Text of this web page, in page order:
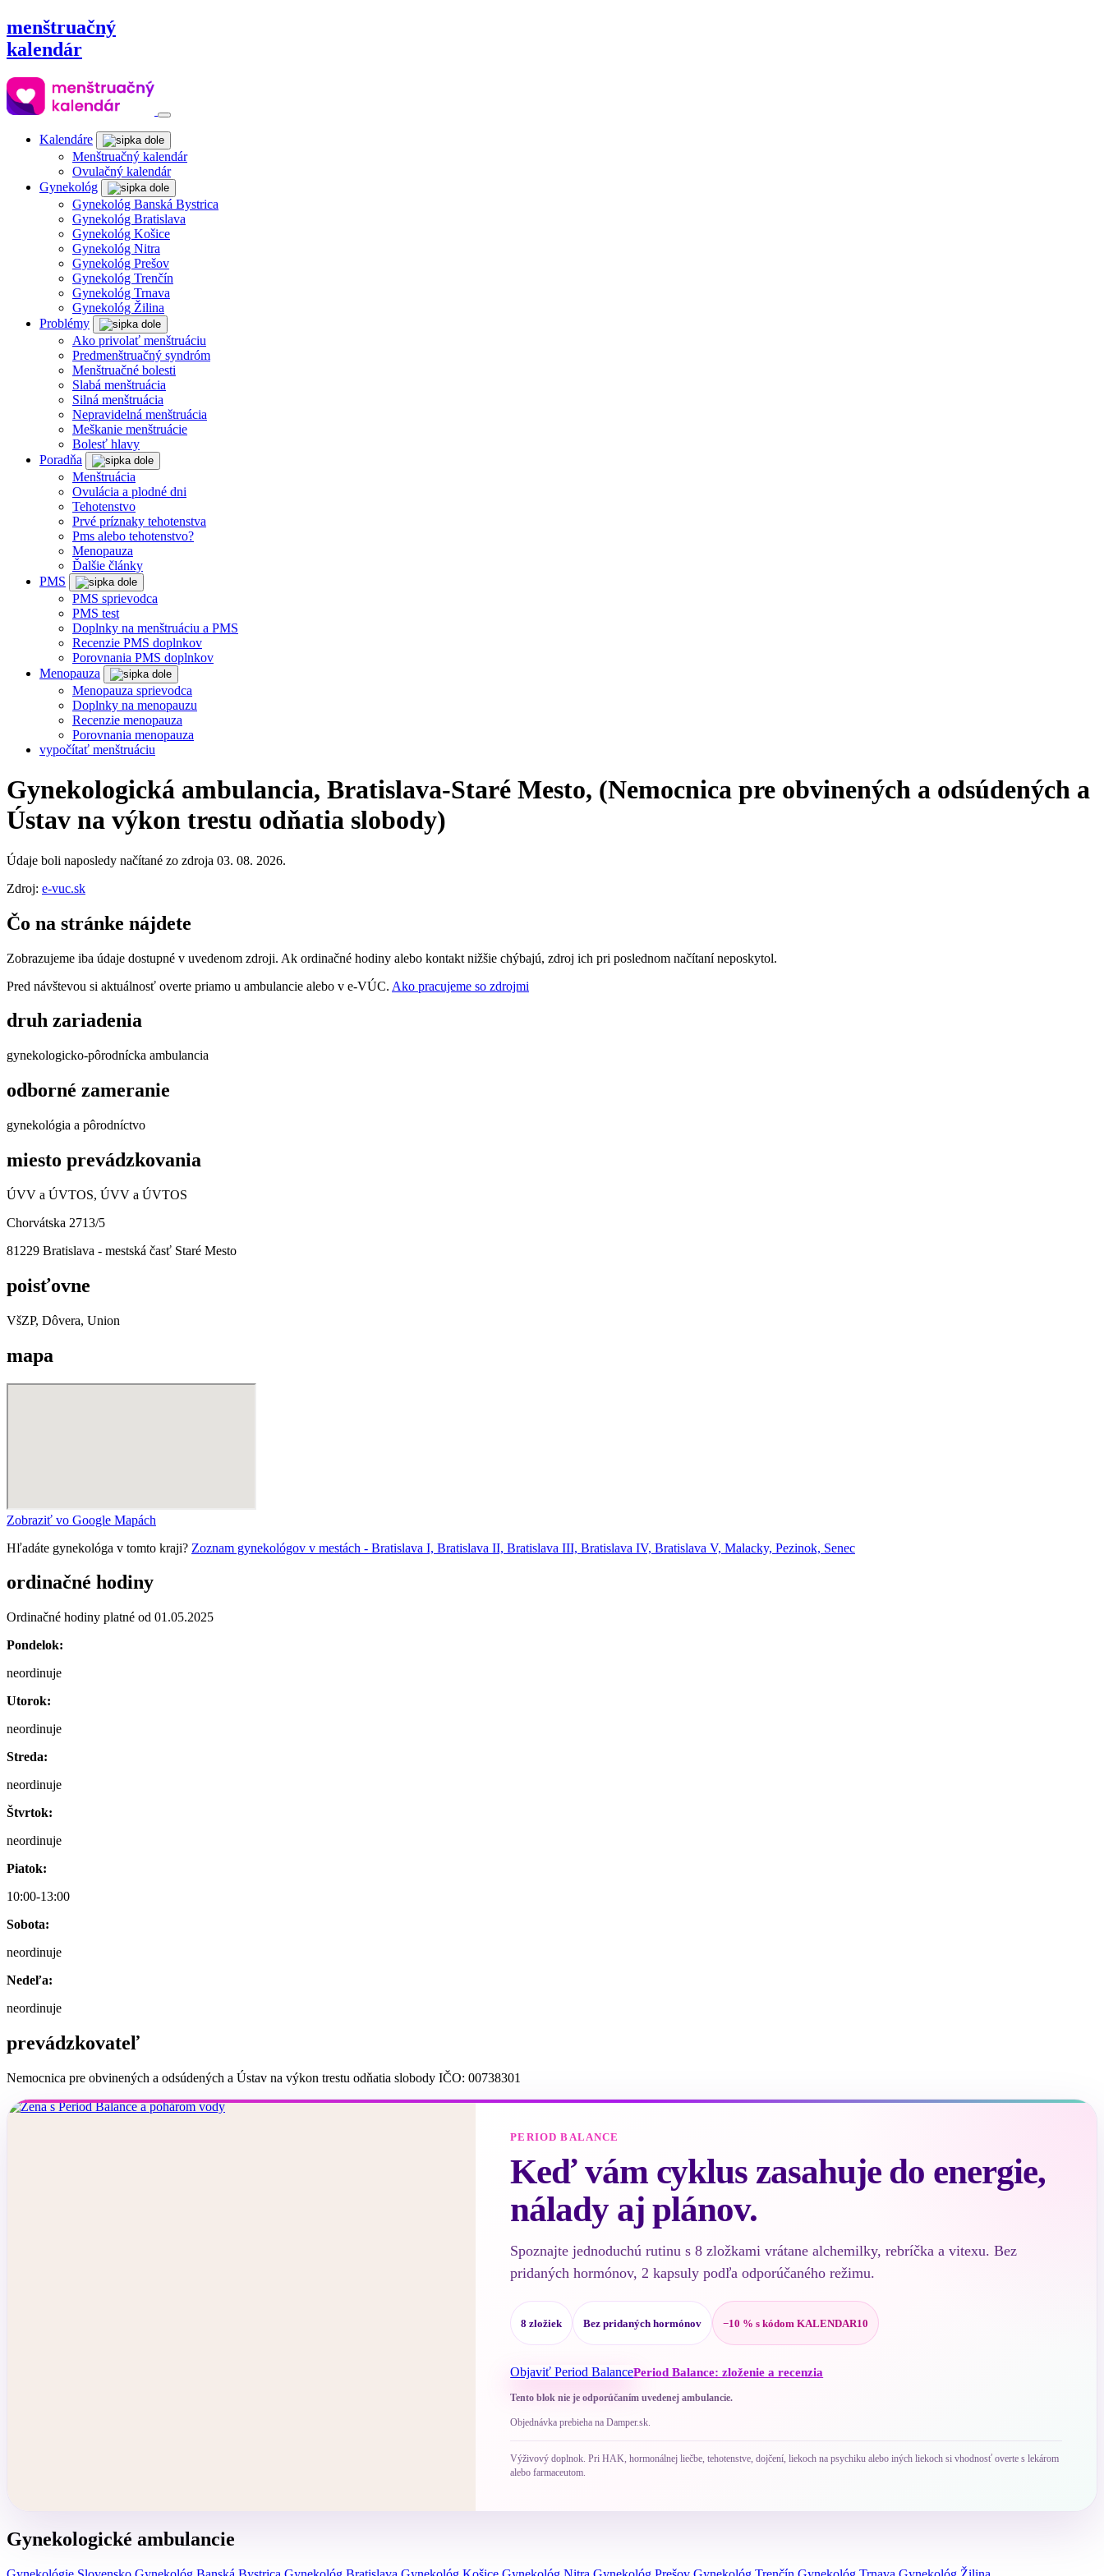
menštruačný
kalendár
Kalendáre
Menštruačný kalendár
Ovulačný kalendár
Gynekológ
Gynekológ Banská Bystrica
Gynekológ Bratislava
Gynekológ Košice
Gynekológ Nitra
Gynekológ Prešov
Gynekológ Trenčín
Gynekológ Trnava
Gynekológ Žilina
Problémy
Ako privolať menštruáciu
Predmenštruačný syndróm
Menštruačné bolesti
Slabá menštruácia
Silná menštruácia
Nepravidelná menštruácia
Meškanie menštruácie
Bolesť hlavy
Poradňa
Menštruácia
Ovulácia a plodné dni
Tehotenstvo
Prvé príznaky tehotenstva
Pms alebo tehotenstvo?
Menopauza
Ďalšie články
PMS
PMS sprievodca
PMS test
Doplnky na menštruáciu a PMS
Recenzie PMS doplnkov
Porovnania PMS doplnkov
Menopauza
Menopauza sprievodca
Doplnky na menopauzu
Recenzie menopauza
Porovnania menopauza
vypočítať menštruáciu
Gynekologická ambulancia, Bratislava-Staré Mesto, (Nemocnica pre obvinených a odsúdených a
Ústav na výkon trestu odňatia slobody)
Údaje boli naposledy načítané zo zdroja 03. 08. 2026.
Zdroj: e-vuc.sk
Čo na stránke nájdete
Zobrazujeme iba údaje dostupné v uvedenom zdroji. Ak ordinačné hodiny alebo kontakt nižšie chýbajú, zdroj ich pri poslednom načítaní neposkytol.
Pred návštevou si aktuálnosť overte priamo u ambulancie alebo v e‑VÚC. Ako pracujeme so zdrojmi
druh zariadenia
gynekologicko-pôrodnícka ambulancia
odborné zameranie
gynekológia a pôrodníctvo
miesto prevádzkovania
ÚVV a ÚVTOS, ÚVV a ÚVTOS
Chorvátska 2713/5
81229 Bratislava - mestská časť Staré Mesto
poisťovne
VšZP, Dôvera, Union
mapa
Zobraziť vo Google Mapách
Hľadáte gynekológa v tomto kraji? Zoznam gynekológov v mestách - Bratislava I, Bratislava II, Bratislava III, Bratislava IV, Bratislava V, Malacky, Pezinok, Senec
ordinačné hodiny
Ordinačné hodiny platné od 01.05.2025
Pondelok:
neordinuje
Utorok:
neordinuje
Streda:
neordinuje
Štvrtok:
neordinuje
Piatok:
10:00-13:00
Sobota:
neordinuje
Nedeľa:
neordinuje
prevádzkovateľ
Nemocnica pre obvinených a odsúdených a Ústav na výkon trestu odňatia slobody IČO: 00738301
PERIOD BALANCE
Keď vám cyklus zasahuje do energie,
nálady aj plánov.
Spoznajte jednoduchú rutinu s 8 zložkami vrátane alchemilky, rebríčka a vitexu. Bez
pridaných hormónov, 2 kapsuly podľa odporúčaného režimu.
8 zložiek Bez pridaných hormónov −10 % s kódom KALENDAR10
Objaviť Period BalancePeriod Balance: zloženie a recenzia
Tento blok nie je odporúčaním uvedenej ambulancie.
Objednávka prebieha na Damper.sk.
Výživový doplnok. Pri HAK, hormonálnej liečbe, tehotenstve, dojčení, liekoch na psychiku alebo iných liekoch si vhodnosť overte s lekárom
alebo farmaceutom.
Gynekologické ambulancie